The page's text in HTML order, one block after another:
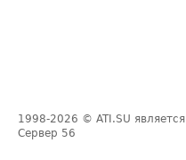
1998-2026 © ATI.SU
Сервер 56